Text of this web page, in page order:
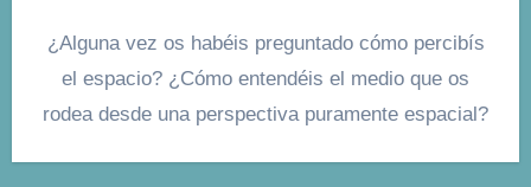
¿Alguna vez os habéis preguntado cómo percibís
el espacio? ¿Cómo entendéis el medio que os
rodea desde una perspectiva puramente espacial?